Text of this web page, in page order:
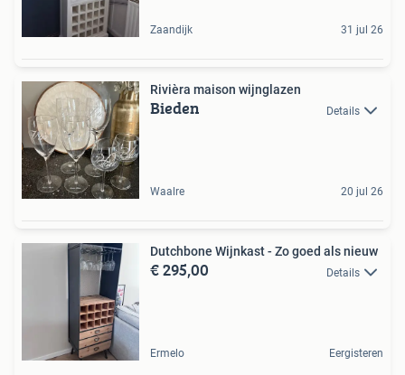
Zaandijk 31 jul 26
Rivièra maison wijnglazen
Bieden Details
Waalre 20 jul 26
Dutchbone Wijnkast - Zo goed als nieuw
€ 295,00 Details
Ermelo Eergisteren